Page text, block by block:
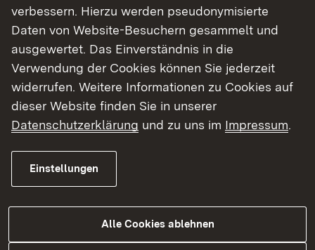
zwei Gleisen für den schnellen
Personenfernverkehr vorsah. Aufgrund zahlreicher
Einwendungen hat der Deutsche Bundestag 2016
die DB beauftragt, die Planung zu ändern.
Zwischen Offenburg und Riegel sind jetzt die
beiden Güterzuggleise entlang der Autobahn
vorgesehen und die Bestandstrasse wird nur für
verbessern. Hierzu werden pseudonymisierte
Daten von Website-Besuchern gesammelt und
ausgewertet. Das Einverständnis in die
Verwendung der Cookies können Sie jederzeit
widerrufen. Weitere Informationen zu Cookies auf
dieser Website finden Sie in unserer
Datenschutzerklärung und zu uns im Impressum.
Einstellungen
Alle Cookies ablehnen